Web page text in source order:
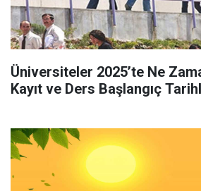
Üniversiteler 2025’te Ne
Kayıt ve Ders Başlangıç